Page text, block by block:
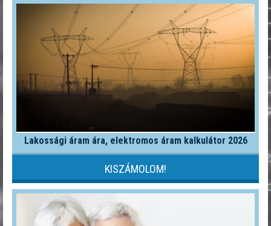
Lakossági áram ára, elektromos áram kalkulátor 2026
KISZÁMOLOM!